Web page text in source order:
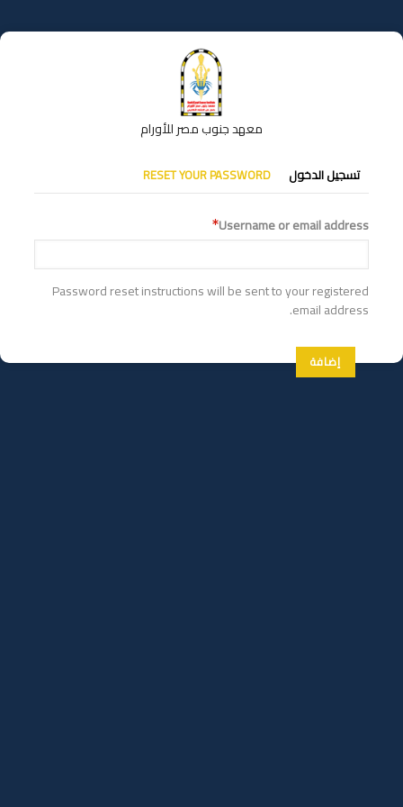
إلى
المحتوى
معهد جنوب مصر للأورام
التبويبات
الأساسية
تسجيل الدخول RESET YOUR PASSWORD
Username or email address
Password reset instructions will be sent to your registered
email address.